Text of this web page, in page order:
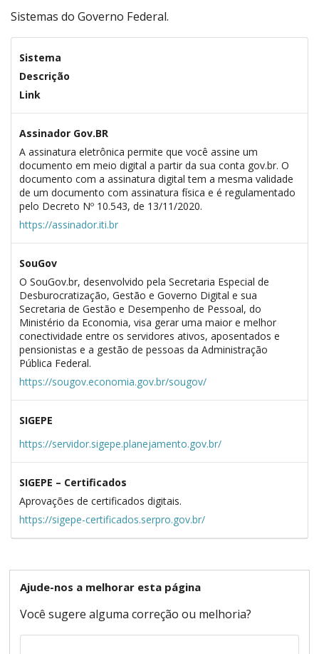
Sistemas do Governo Federal.
Sistema
Descrição
Link
Assinador Gov.BR
A assinatura eletrônica permite que você assine um
documento em meio digital a partir da sua conta gov.br. O
documento com a assinatura digital tem a mesma validade
de um documento com assinatura física e é regulamentado
pelo Decreto Nº 10.543, de 13/11/2020.
https://assinador.iti.br
SouGov
O SouGov.br, desenvolvido pela Secretaria Especial de
Desburocratização, Gestão e Governo Digital e sua
Secretaria de Gestão e Desempenho de Pessoal, do
Ministério da Economia, visa gerar uma maior e melhor
conectividade entre os servidores ativos, aposentados e
pensionistas e a gestão de pessoas da Administração
Pública Federal.
https://sougov.economia.gov.br/sougov/
SIGEPE
https://servidor.sigepe.planejamento.gov.br/
SIGEPE – Certificados
Aprovações de certificados digitais.
https://sigepe-certificados.serpro.gov.br/
Ajude-nos a melhorar esta página
Você sugere alguma correção ou melhoria?